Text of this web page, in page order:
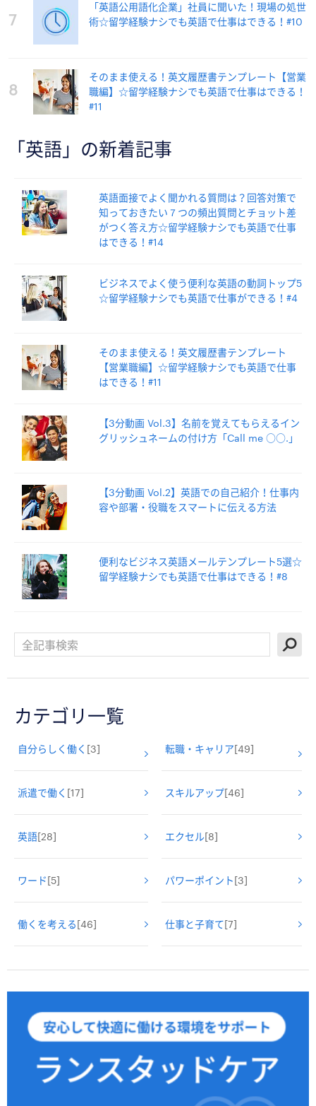
7
「英語公用語化企業」社員に聞いた！現場の処世
術☆留学経験ナシでも英語で仕事はできる！#10
8
そのまま使える！英文履歴書テンプレート【営業
職編】☆留学経験ナシでも英語で仕事はできる！
#11
「英語」の新着記事
英語面接でよく聞かれる質問は？回答対策で
知っておきたい７つの頻出質問とチョット差
がつく答え方☆留学経験ナシでも英語で仕事
はできる！#14
ビジネスでよく使う便利な英語の動詞トップ5
☆留学経験ナシでも英語で仕事ができる！#4
そのまま使える！英文履歴書テンプレート
【営業職編】☆留学経験ナシでも英語で仕事
はできる！#11
【3分動画 Vol.3】名前を覚えてもらえるイン
グリッシュネームの付け方「Call me ○○.」
【3分動画 Vol.2】英語での自己紹介！仕事内
容や部署・役職をスマートに伝える方法
便利なビジネス英語メールテンプレート5選☆
留学経験ナシでも英語で仕事はできる！#8
カテゴリ一覧
自分らしく働く [3] 転職・キャリア[49]
派遣で働く [17] スキルアップ[46]
英語[28] エクセル[8]
ワード[5] パワーポイント[3]
働くを考える[46] 仕事と子育て[7]